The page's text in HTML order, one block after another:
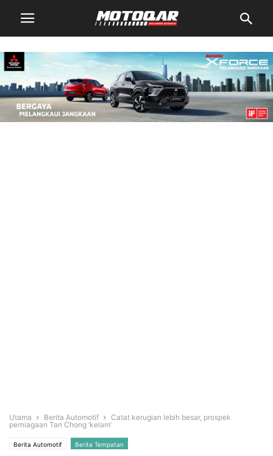
Utama Berita Automotif
Catat kerugian lebih besar, prospek
perniagaan Tan Chong ‘kelam’
Berita Automotif Berita Tempatan